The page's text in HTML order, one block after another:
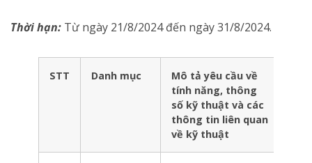
Thời hạn: Từ ngày 21/8/2024 đến ngày 31/8/2024.
STT Danh mục
Mô tả yêu cầu về
tính năng, thông
số kỹ thuật và các
thông tin liên quan
về kỹ thuật